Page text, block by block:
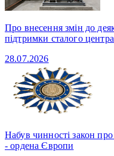
Про внесення змін до
підтримки сталого
28.07.2026
Набув чинності закон
- ордена Європи